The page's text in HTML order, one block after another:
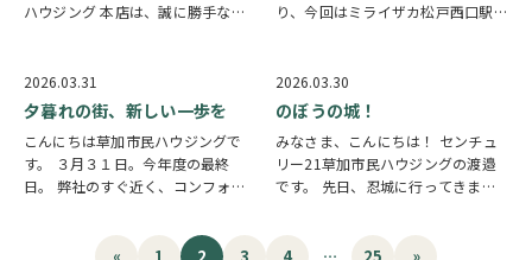
ハウジング 本店は、誠に勝手なが
いただきます。.また、2026年4月
29日(水)は営業日です。…
り、今回はミライザカ松戸西口駅前
況報告をしながら気づけば4～5時
間も飲んで食べてきました！お酒が
飲めないけど居酒…
2026.03.31
夕暮れの街、新しい一歩を
こんにちは草加市民ハウジングで
す。 ３月３１日。今年度の最終
日。 弊社のすぐ近く、コンフォー
きはじめる街並みを見ていると、一
日が終わる寂しさよりも、これから
2026.03.30
のぼうの城！
みなさま、こんにちは！ センチュ
リー21草加市民ハウジングの渡邉
です。 先日、忍城に行ってきまし
うの城という映画でも有名になりま
した。 豊臣秀吉が、唯一落とせな